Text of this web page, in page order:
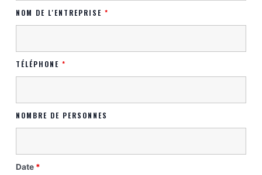
NOM DE L'ENTREPRISE*
TÉLÉPHONE*
NOMBRE DE PERSONNES
Date *